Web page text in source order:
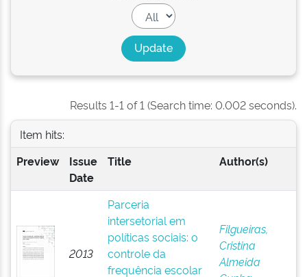
Results 1-1 of 1 (Search time: 0.002 seconds).
Item hits:
Preview
Issue
Date
Title Author(s)
2013
Parceria
intersetorial em
políticas sociais: o
controle da
frequência escolar
Filgueiras,
Cristina
Almeida